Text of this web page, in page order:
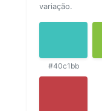
variação.
#40c1bb